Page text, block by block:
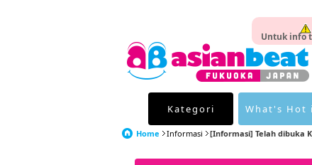
Untuk info
Kategori What's Hot
Home Informasi [Informasi] Telah dibuka